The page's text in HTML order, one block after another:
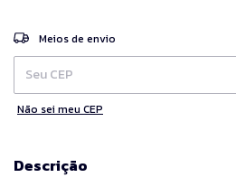
Entregas para o CEP:
Meios de envio
Não sei meu CEP
Descrição